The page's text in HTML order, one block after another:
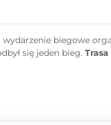
wydarzenie biegowe
się jeden bieg.